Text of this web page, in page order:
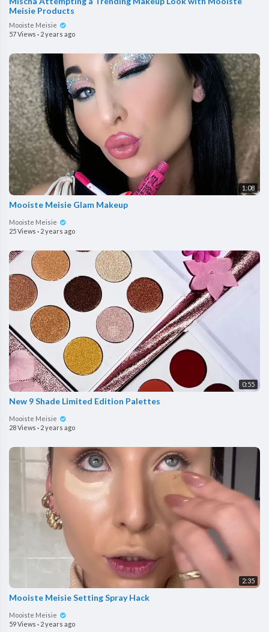
Meisie Products
Mooiste Meisie
57 Views · 2 years ago
1:08
Mooiste Meisie Glam Makeup
Mooiste Meisie
25 Views · 2 years ago
0:55
New 9 Shade Limited Edition Palettes
Mooiste Meisie
28 Views · 2 years ago
2:35
Mooiste Meisie Setting Spray Hack
Mooiste Meisie
59 Views · 2 years ago